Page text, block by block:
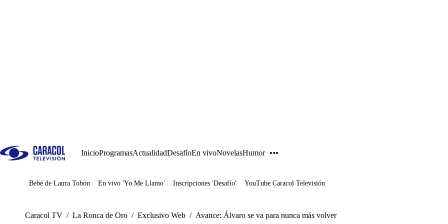
InicioProgramasActualidadDesafíoEn vivoNovelasHumor
Juegos
Bebé de Laura Tobón En vivo 'Yo Me Llamo' Inscripciones 'Desafío' YouTube Caracol Televisión
Caracol TV / La Ronca de Oro / Exclusivo Web / Avance: Álvaro se va para nunca más volver